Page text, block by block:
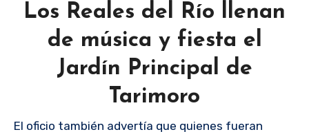
Los Reales del Río llenan
de música y fiesta el
Jardín Principal de
Tarimoro
El oficio también advertía que quienes fueran